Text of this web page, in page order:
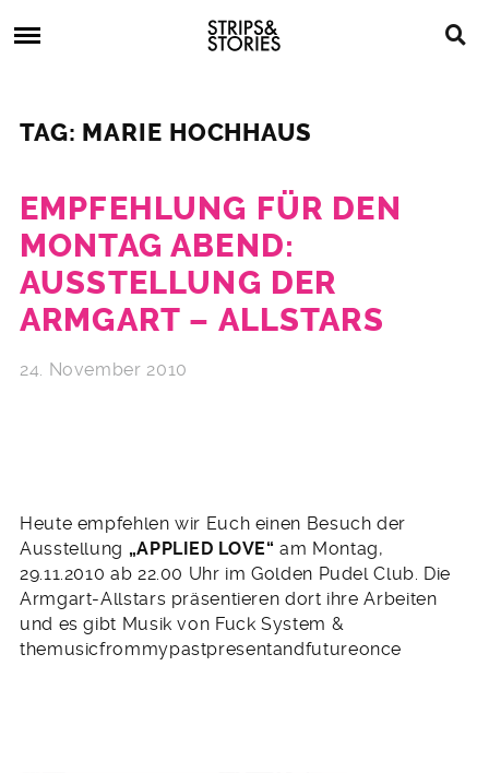
to
Strips
&
Stories
Comics,
TAG: MARIE HOCHHAUS
EMPFEHLUNG FÜR DEN
MONTAG ABEND:
AUSSTELLUNG DER
ARMGART – ALLSTARS
24. November 2010
Heute empfehlen wir Euch einen Besuch der
Ausstellung „APPLIED LOVE“am Montag,
29.11.2010 ab 22.00 Uhr im Golden Pudel Club. Die
Armgart-Allstars präsentieren dort ihre Arbeiten
und es gibt Musik von Fuck System &
themusicfrommypastpresentandfutureonce